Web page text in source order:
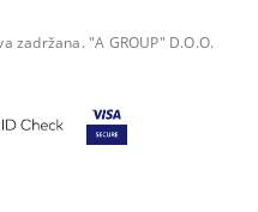
zadržana. "A GROUP" D.O.O.